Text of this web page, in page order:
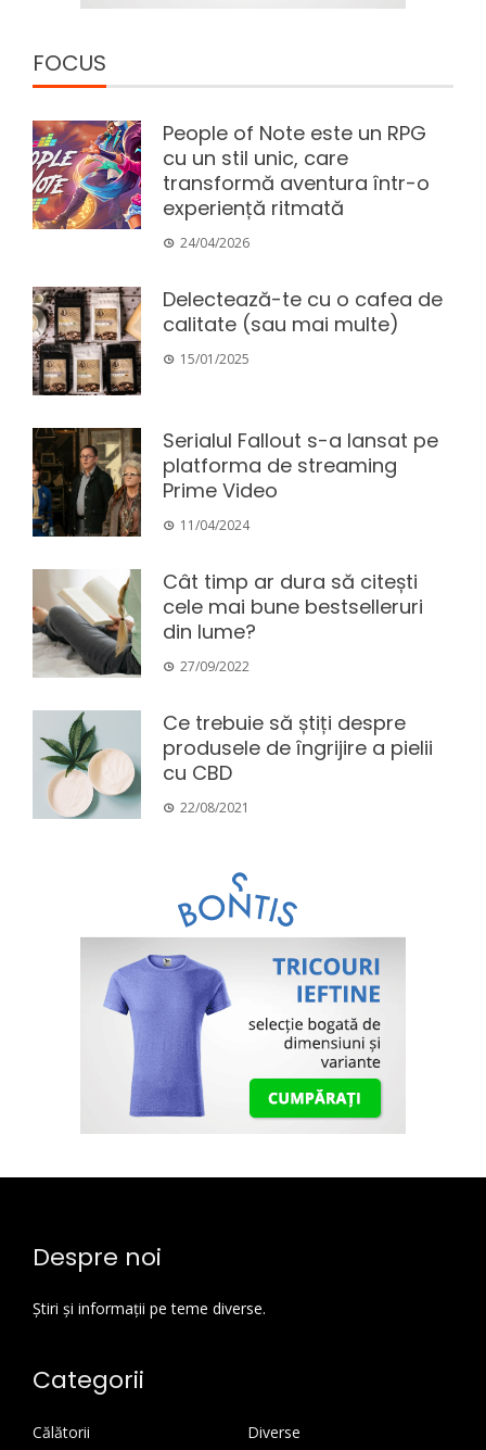
FOCUS
People of Note este un RPG
cu un stil unic, care
transformă aventura într-o
experiență ritmată
24/04/2026
Delectează-te cu o cafea de
calitate (sau mai multe)
15/01/2025
Serialul Fallout s-a lansat pe
platforma de streaming
Prime Video
11/04/2024
Cât timp ar dura să citești
cele mai bune bestselleruri
din lume?
27/09/2022
Ce trebuie să știți despre
produsele de îngrijire a pielii
cu CBD
22/08/2021
Despre noi
Știri și informații pe teme diverse.
Categorii
Călătorii Diverse